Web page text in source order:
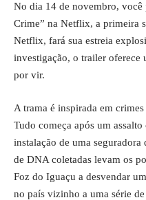
No dia 14 de novembro,
Crime” na Netflix, a primeira
Netflix, fará sua estreia
investigação, o trailer oferece
por vir.
A trama é inspirada em
Tudo começa após um
instalação de uma seguradora
de DNA coletadas levam os
Foz do Iguaçu a desvendar
no país vizinho a uma série